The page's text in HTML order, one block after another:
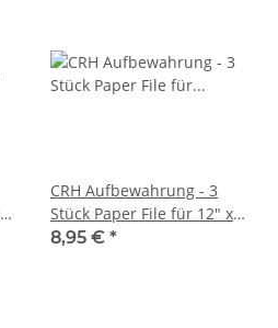
CRH Aufbewahrung - 3
Stück Paper File für 12" x
12"
8,95 € *